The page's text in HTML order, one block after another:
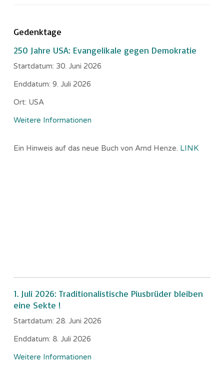
Gedenktage
250 Jahre USA: Evangelikale gegen Demokratie
Startdatum: 30. Juni 2026
Enddatum: 9. Juli 2026
Ort: USA
Weitere Informationen
Ein Hinweis auf das neue Buch von Arnd Henze. LINK
1. Juli 2026: Traditionalistische Piusbrüder bleiben
eine Sekte !
Startdatum: 28. Juni 2026
Enddatum: 8. Juli 2026
Weitere Informationen